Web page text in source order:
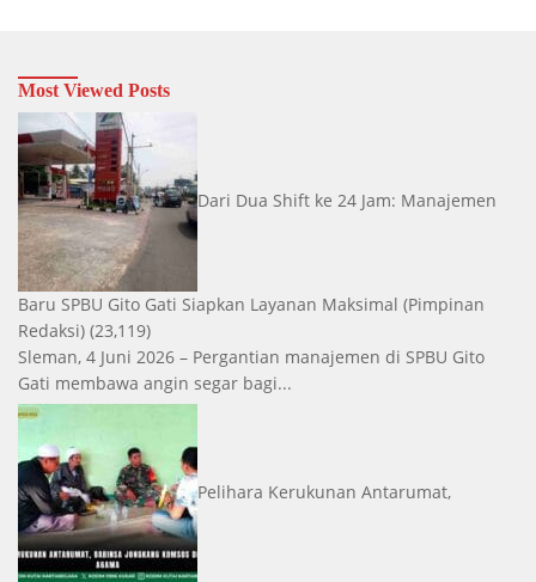
Most Viewed Posts
Dari Dua Shift ke 24 Jam: Manajemen
Baru SPBU Gito Gati Siapkan Layanan Maksimal (Pimpinan
Redaksi) (23,119)
Sleman, 4 Juni 2026 – Pergantian manajemen di SPBU Gito
Gati membawa angin segar bagi...
Pelihara Kerukunan Antarumat,